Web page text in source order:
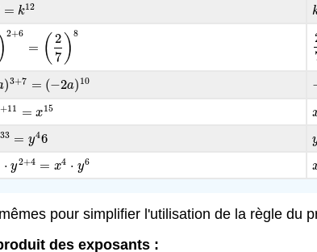
= k12
=k 12
) 2+6
= ( 2
7 ) 8
2 (2 7) 8
)3+7 = (−2a) 10
)3+7 =(− 2a)10
+11 = x15
+11= x15
33 = y46
33= y46
⋅ y2+4 = x4 ⋅ y6
⋅ y2+4 =x 4⋅y 6
pour simplifier l'utilisation de la règle du
des exposants :